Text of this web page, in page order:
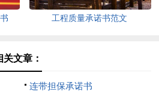
工程质量承诺书范文
关文章：
连带担保承诺书